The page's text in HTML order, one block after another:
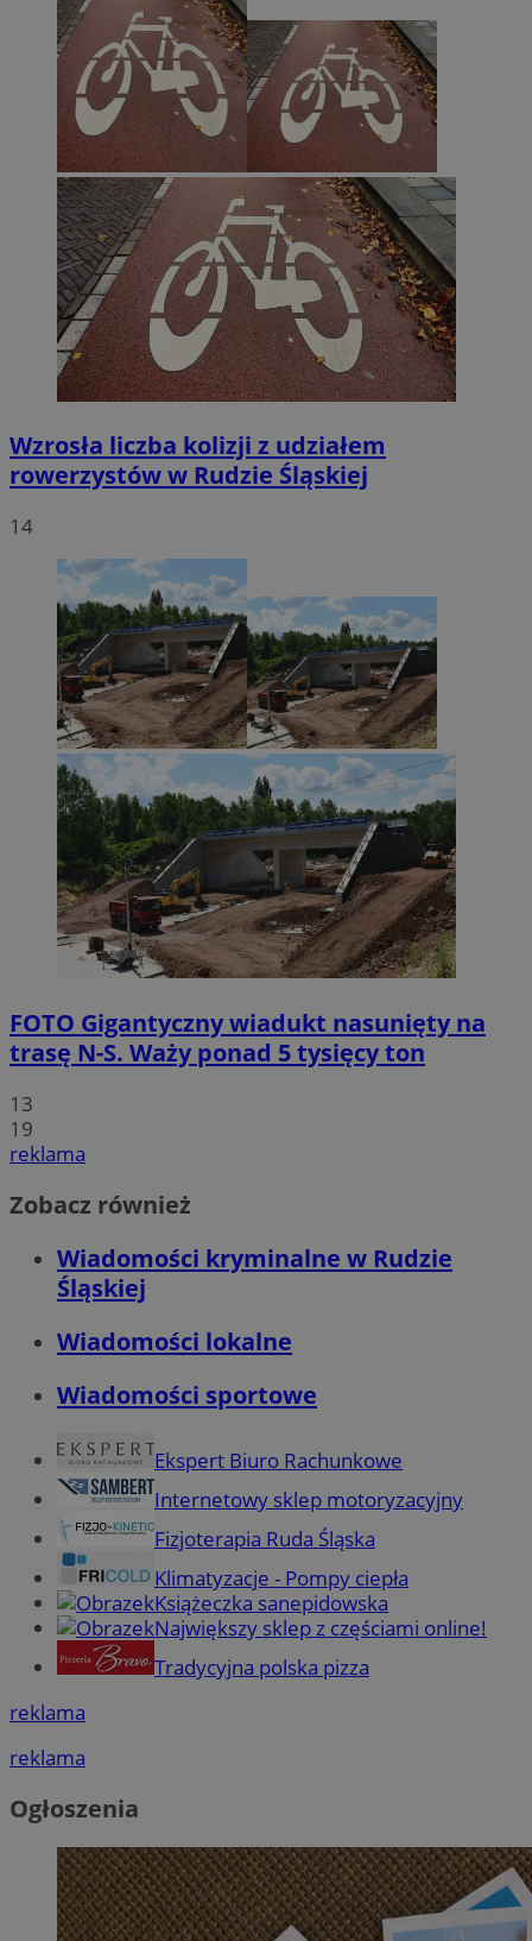
Wzrosła liczba kolizji z udziałem
rowerzystów w Rudzie Śląskiej
14
FOTO Gigantyczny wiadukt nasunięty na
trasę N-S. Waży ponad 5 tysięcy ton
13
19
reklama
Zobacz również
Wiadomości kryminalne w Rudzie
Śląskiej
Wiadomości lokalne
Wiadomości sportowe
Ekspert Biuro Rachunkowe
Internetowy sklep motoryzacyjny
Fizjoterapia Ruda Śląska
Klimatyzacje - Pompy ciepła
Książeczka sanepidowska
Największy sklep z częściami online!
Tradycyjna polska pizza
reklama
reklama
Ogłoszenia